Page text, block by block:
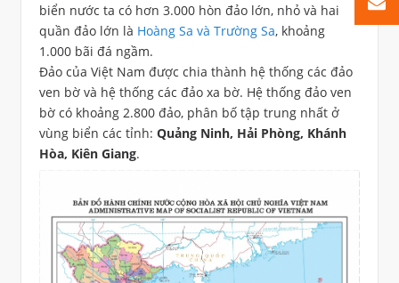
biển nước ta có hơn 3.000 hòn đảo lớn, nhỏ và hai
quần đảo lớn là Hoàng Sa và Trường Sa, khoảng
1.000 bãi đá ngầm.
Đảo của Việt Nam được chia thành hệ thống các đảo
ven bờ và hệ thống các đảo xa bờ. Hệ thống đảo ven
bờ có khoảng 2.800 đảo, phân bố tập trung nhất ở
vùng biển các tỉnh: Quảng Ninh, Hải Phòng, Khánh
Hòa, Kiên Giang.